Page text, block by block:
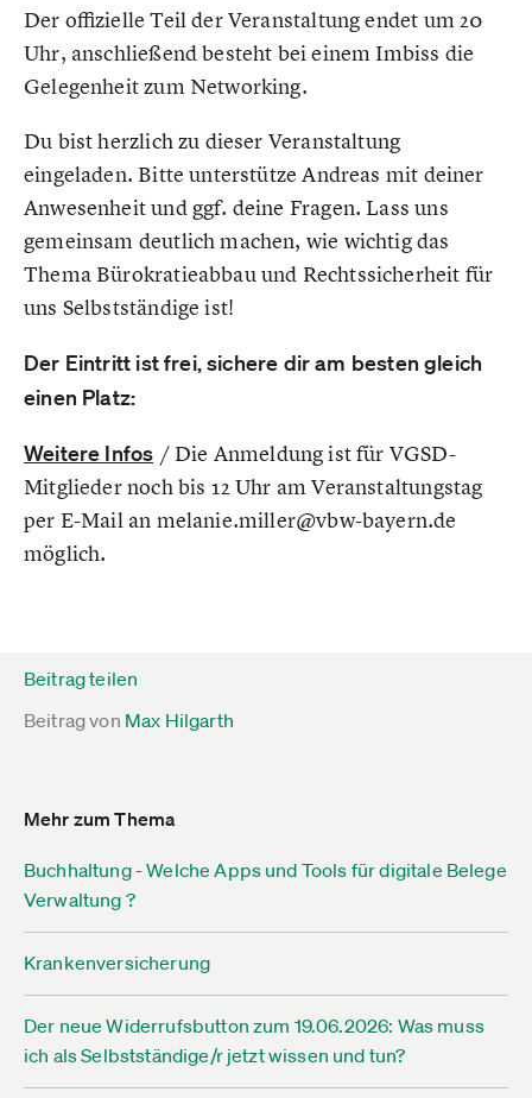
Der offizielle Teil der Veranstaltung endet um 20
Uhr, anschließend besteht bei einem Imbiss die
Gelegenheit zum Networking.
Du bist herzlich zu dieser Veranstaltung
eingeladen. Bitte unterstütze Andreas mit deiner
Anwesenheit und ggf. deine Fragen. Lass uns
gemeinsam deutlich machen, wie wichtig das
Thema Bürokratieabbau und Rechtssicherheit für
uns Selbstständige ist!
Der Eintritt ist frei, sichere dir am besten gleich
einen Platz:
Weitere Infos / Die Anmeldung ist für VGSD-
Mitglieder noch bis 12 Uhr am Veranstaltungstag
per E-Mail an melanie.miller@vbw-bayern.de
möglich.
Beitrag teilen
Beitrag von Max Hilgarth
Mehr zum Thema
Buchhaltung - Welche Apps und Tools für digitale Belege
Verwaltung ?
Krankenversicherung
Der neue Widerrufsbutton zum 19.06.2026: Was muss
ich als Selbstständige/r jetzt wissen und tun?